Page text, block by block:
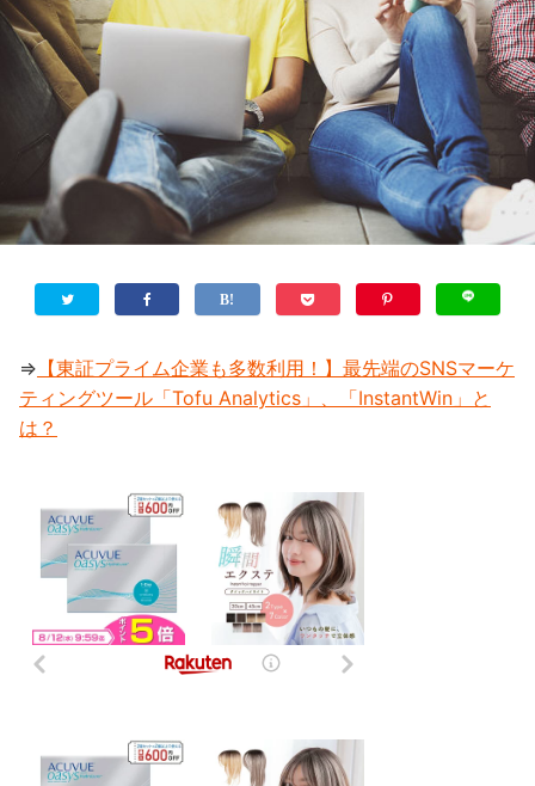
⇒ 【東証プライム企業も多数利用！】最先端のSNSマーケ
ティングツール「Tofu Analytics」、「InstantWin」と
は？